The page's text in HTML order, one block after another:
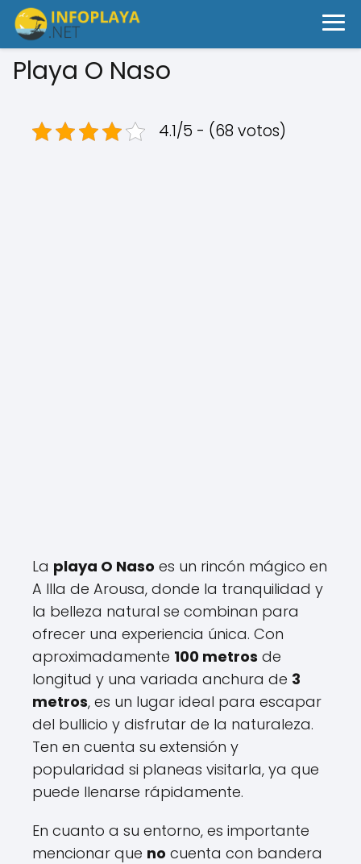
Playa O Naso
4.1/5 - (68 votos)
La playa O Naso es un rincón mágico en
A Illa de Arousa, donde la tranquilidad y
la belleza natural se combinan para
ofrecer una experiencia única. Con
aproximadamente 100 metros de
longitud y una variada anchura de 3
metros, es un lugar ideal para escapar
del bullicio y disfrutar de la naturaleza.
Ten en cuenta su extensión y
popularidad si planeas visitarla, ya que
puede llenarse rápidamente.
En cuanto a su entorno, es importante
mencionar que no cuenta con bandera